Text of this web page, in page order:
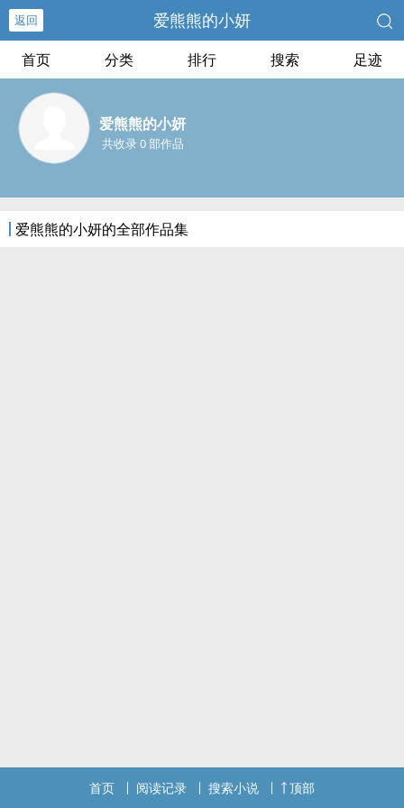
返回 爱熊熊的小妍
首页 分类 排行 搜索 足迹
爱熊熊的小妍
共收录 0 部作品
爱熊熊的小妍的全部作品集
首页 阅读记录 搜索小说 顶部